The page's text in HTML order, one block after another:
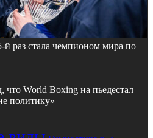
раз стала чемпионом мира по
World Boxing на пьедестал
политику»